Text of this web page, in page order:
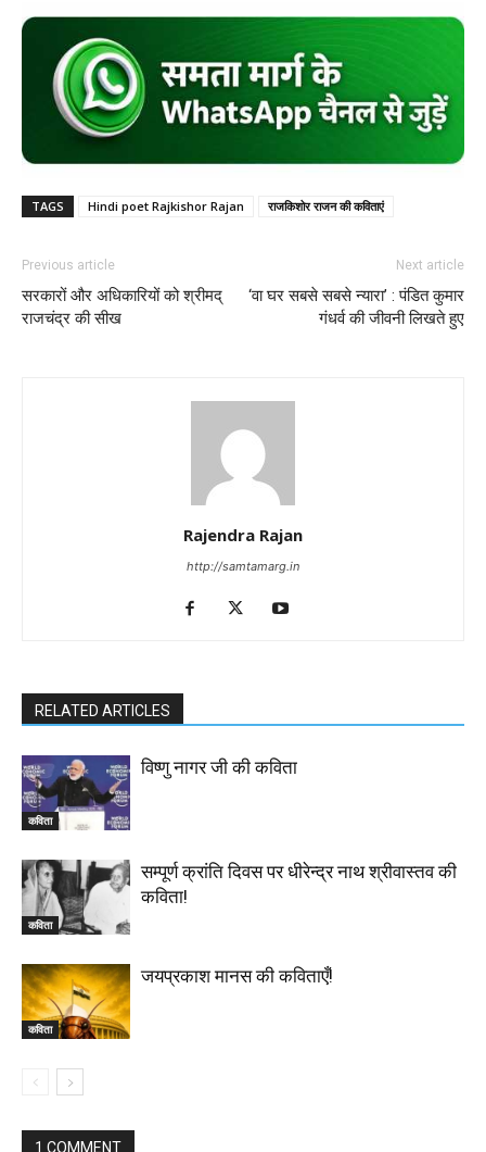
TAGS Hindi poet Rajkishor Rajan राजकिशोर राजन की कविताएं
Previous article
सरकारों और अधिकारियों को श्रीमद्
राजचंद्र की सीख
Next article
‘वा घर सबसे सबसे न्यारा’ : पंडित कुमार
गंधर्व की जीवनी लिखते हुए
Rajendra Rajan
http://samtamarg.in
RELATED ARTICLES
कविता
विष्णु नागर जी की कविता
कविता
सम्पूर्ण क्रांति दिवस पर धीरेन्द्र नाथ श्रीवास्तव की
कविता!
कविता
जयप्रकाश मानस की कविताएँ!
1 COMMENT